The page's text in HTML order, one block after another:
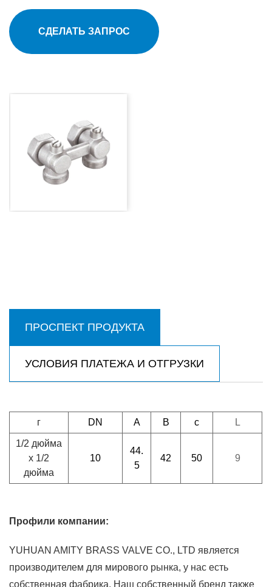
СДЕЛАТЬ ЗАПРОС
ПРОСПЕКТ ПРОДУКТА
УСЛОВИЯ ПЛАТЕЖА И ОТГРУЗКИ
г DN А B c L
1/2 дюйма
x 1/2
дюйма
10
44.
5
42 50 9
Профили компании:
YUHUAN AMITY BRASS VALVE CO., LTD является
производителем для мирового рынка, у нас есть
собственная фабрика. Наш собственный бренд также